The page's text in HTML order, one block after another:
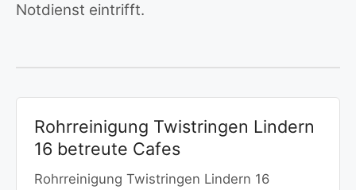
Notdienst eintrifft.
Rohrreinigung Twistringen Lindern
16 betreute Cafes
Rohrreinigung Twistringen Lindern 16